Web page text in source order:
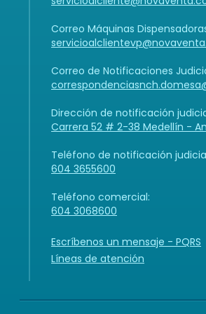
Correo Máquinas
Correo de Notificaciones
Dirección de notificación
Carrera 52 # 2-38 Medellín -
Teléfono de notificación
604 3655600
Teléfono comercial:
604 3068600
Escríbenos un mensaje - PQRS
Líneas de atención